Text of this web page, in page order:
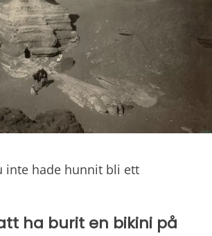
inte hade hunnit bli ett
ha burit en bikini på